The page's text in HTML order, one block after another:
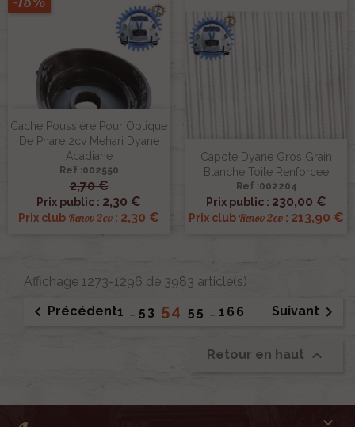
Cache Poussière Pour Optique
De Phare 2cv Mehari Dyane
Acadiane
Ref :002550
2,70 €
Prix public : 2,30 €
Prix club Renov 2cv : 2,30 €
Capote Dyane Gros Grain
Blanche Toile Renforcee
Ref :002204
Prix public : 230,00 €
Prix club Renov 2cv : 213,90 €
Affichage 1273-1296 de 3983 article(s)
 Précédent1 … 53 54 55 … 166 Suivant 
Retour en haut 
